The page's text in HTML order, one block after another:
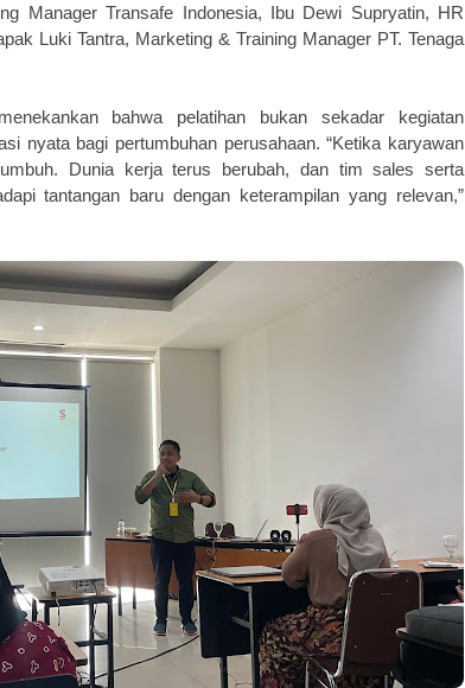
Manager Transafe Indonesia, Ibu Dewi Supryatin, HR
Luki Tantra, Marketing & Training Manager PT. Tenaga
bahwa pelatihan bukan sekadar kegiatan
nyata bagi pertumbuhan perusahaan. “Ketika karyawan
Dunia kerja terus berubah, dan tim sales serta
tantangan baru dengan keterampilan yang relevan,”